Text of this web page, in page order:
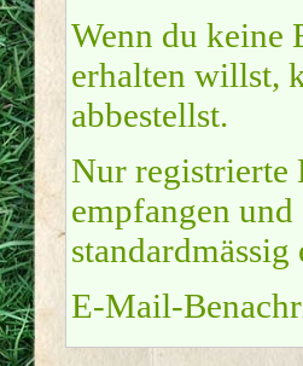
Wenn du keine
erhalten willst,
abbestellst.
Nur registrierte
empfangen
E-Mail-